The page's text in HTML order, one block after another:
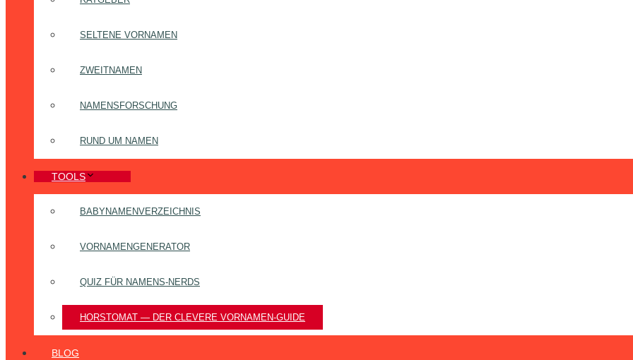
SELTENE VORNAMEN
ZWEITNAMEN
NAMENSFORSCHUNG
RUND UM NAMEN
TOOLS
BABYNAMENVERZEICHNIS
VORNAMENGENERATOR
QUIZ FÜR NAMENS-NERDS
HORSTOMAT — DER CLEVERE VORNAMEN‑GUIDE
BLOG